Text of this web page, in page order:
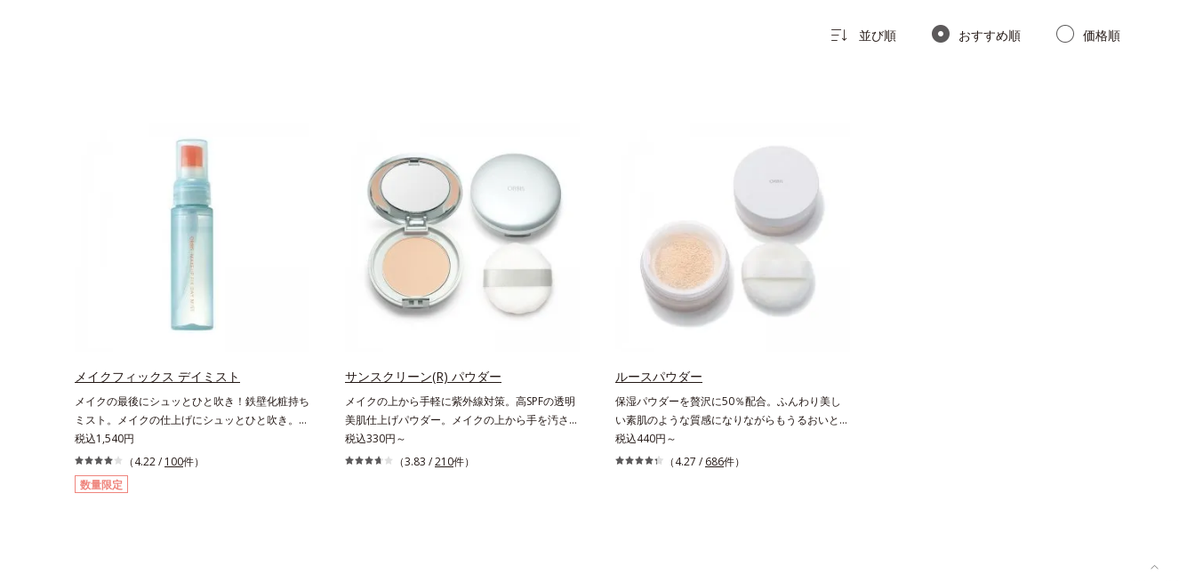
並び順 おすすめ順 価格順
メイクフィックス デイミスト
メイクの最後にシュッとひと吹き！鉄壁化粧持ち
ミスト。メイクの仕上げにシュッとひと吹き。肌
とメイクの密着感をピタッと高め、メイクくずれ
を防ぎ、化粧持ちをアップさせるミストタイプの
化粧水です。くずれ防止成分(*1)を含む層と美容
成分(*2)を含む水層の2層タイプ。よく振って混
税込1,540円
（4.22 / 100件）
数量限定
サンスクリーン(R) パウダー
メイクの上から手軽に紫外線対策。高SPFの透明
美肌仕上げパウダー。メイクの上から手を汚さず
に紫外線対策ができるUVカットパウダーで
す。“素肌のようななめらかな軽さ”と“高いUVカ
税込330円～
（3.83 /210件）
ルースパウダー
保湿パウダーを贅沢に50％配合。ふんわり美し
い素肌のような質感になりながらもうるおいとツ
ヤを叶えるフェイスパウダー。朝の仕上がりのク
オリティが全然違う！ まるで美しい素肌のよう
税込440円～
（4.27 / 686件）